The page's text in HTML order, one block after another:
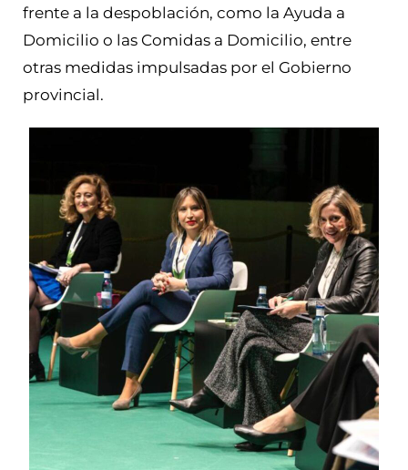
frente a la despoblación, como la Ayuda a
Domicilio o las Comidas a Domicilio, entre
otras medidas impulsadas por el Gobierno
provincial.